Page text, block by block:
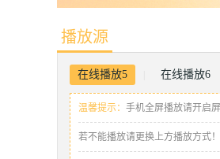
播放源
在线播放5 在线播放6
温馨提示： 手机全屏播放请开启
若不能播放请更换上方播放方式！